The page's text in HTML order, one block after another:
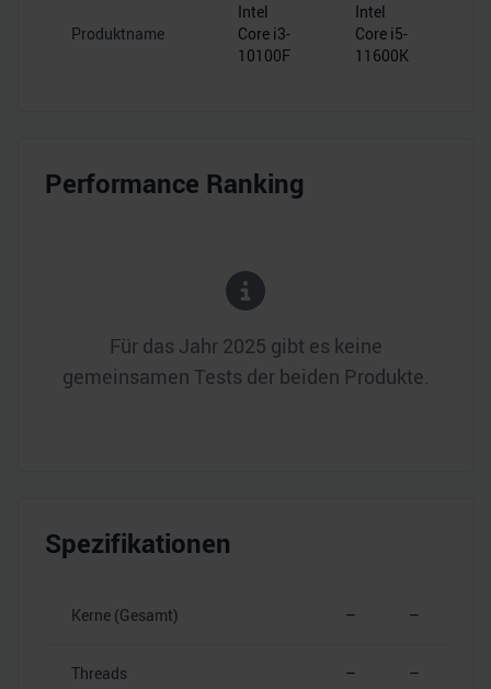
Produktname
Intel
Core i3-
10100F
Intel
Core i5-
11600K
Performance Ranking
Für das Jahr 2025 gibt es keine
gemeinsamen Tests der beiden Produkte.
Spezifikationen
Kerne (Gesamt) – –
Threads – –